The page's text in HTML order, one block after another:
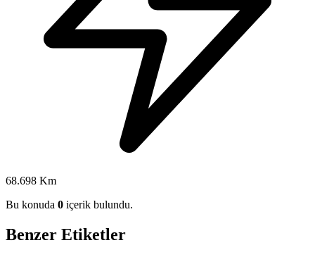
68.698 Km
Bu konuda 0 içerik bulundu.
Benzer Etiketler